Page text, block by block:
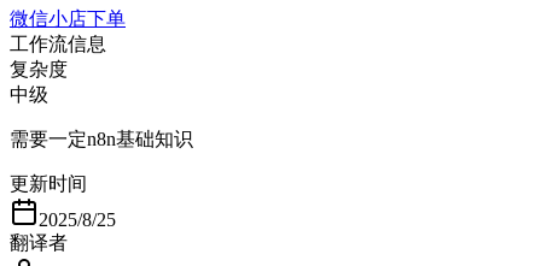
微信小店下单
工作流信息
复杂度
中级
需要一定n8n基础知识
更新时间
2025/8/25
翻译者